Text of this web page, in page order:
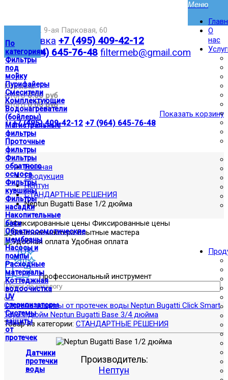
По
категориям
Фильтры
под
мойку
Пурифайеры
Смесители
Комплектующие
Водонагреватели
(бойлеры)
Магистральные
фильтры
Проточные
фильтры
Фильтры
обратного
осмоса
Фильтры
кувшины
Фильтры
насадки
Накопительные
баки
Обратноосмотические
мембраны
Насосы и
помпы
Расходные
материалы
Коттеджная
водоочистка
UV
стерилизаторы
Системы
защиты
от
протечек
Датчики
протечки
воды
Москва,ул. 9-ая Парковая, 60
Доставка +7 (495) 409-42-12
+7 (964) 645-76-48 filtermeb@gmail.com
|
Корзина:
Итого0.00 руб
Итого0.00 руб
Показать корзину
| +7 (495) 409-42-12 +7 (964) 645-76-48
О
нас
Главная
Продукция
Нептун
СТАНДАРТНЫЕ РЕШЕНИЯ
Neptun Bugatti Base 1/2 дюйма
Фиксированные цены
Опытные мастера
Удобная оплата
Профессиональный инструмент
Система защиты от протечек воды Neptun Bugatti Click Smart
Tuya 1 дюйм Neptun Bugatti Base 3/4 дюйма
Товар из категории: СТАНДАРТНЫЕ РЕШЕНИЯ
Производитель:
Нептун